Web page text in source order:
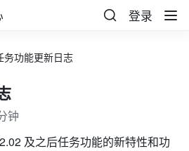
登录
务功能更新日志
钟
及之后任务功能的新特性和功